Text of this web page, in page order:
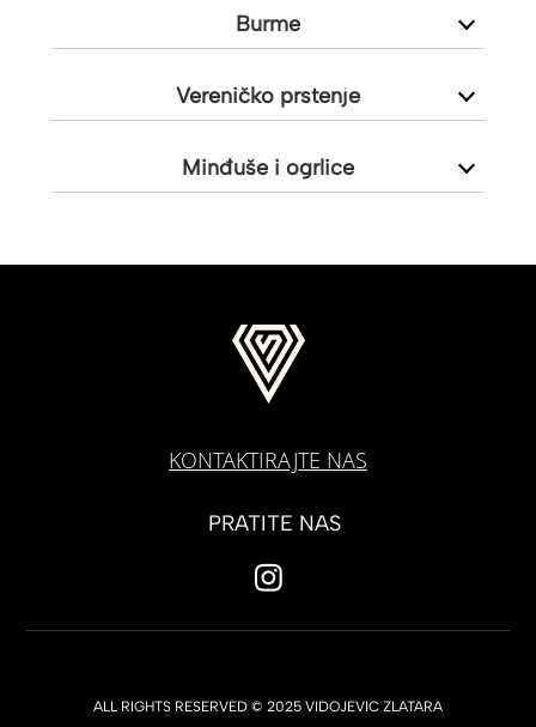
Burme
Vereničko prstenje
Minđuše i ogrlice
KONTAKTIRAJTE NAS
PRATITE NAS
ALL RIGHTS RESERVED © 2025 VIDOJEVIC ZLATARA